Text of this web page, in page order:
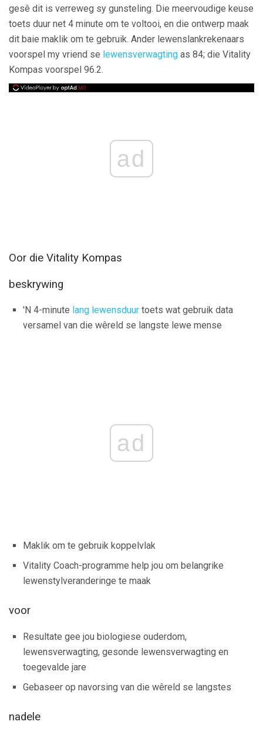
gesê dit is verreweg sy gunsteling. Die meervoudige keuse
toets duur net 4 minute om te voltooi, en die ontwerp maak
dit baie maklik om te gebruik. Ander lewenslankrekenaars
voorspel my vriend se lewensverwagting as 84; die Vitality
Kompas voorspel 96.2.
ad
Oor die Vitality Kompas
beskrywing
'N 4-minute lang lewensduur toets wat gebruik data
versamel van die wêreld se langste lewe mense
ad
Maklik om te gebruik koppelvlak
Vitality Coach-programme help jou om belangrike
lewenstylveranderinge te maak
voor
Resultate gee jou biologiese ouderdom,
lewensverwagting, gesonde lewensverwagting en
toegevalde jare
Gebaseer op navorsing van die wêreld se langstes
nadele